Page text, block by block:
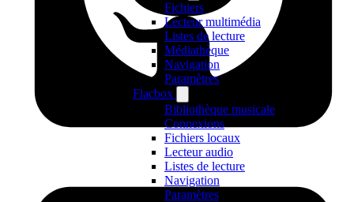
Fichiers
Lecteur multimédia
Listes de lecture
Médiathèque
Navigation
Paramètres
Flacbox
Bibliothèque musicale
Connexions
Fichiers locaux
Lecteur audio
Listes de lecture
Navigation
Paramètres